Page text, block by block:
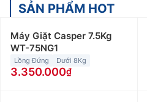
SẢN PHẨM HOT
Máy Giặt Casper 7.5Kg
WT-75NG1
Lồng Đứng Dưới 8Kg
3.350.000